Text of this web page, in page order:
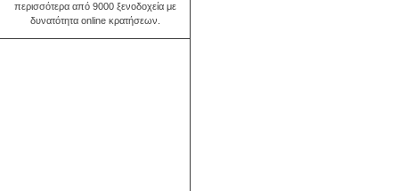
περισσότερα από 9000 ξενοδοχεία με
δυνατότητα online κρατήσεων.